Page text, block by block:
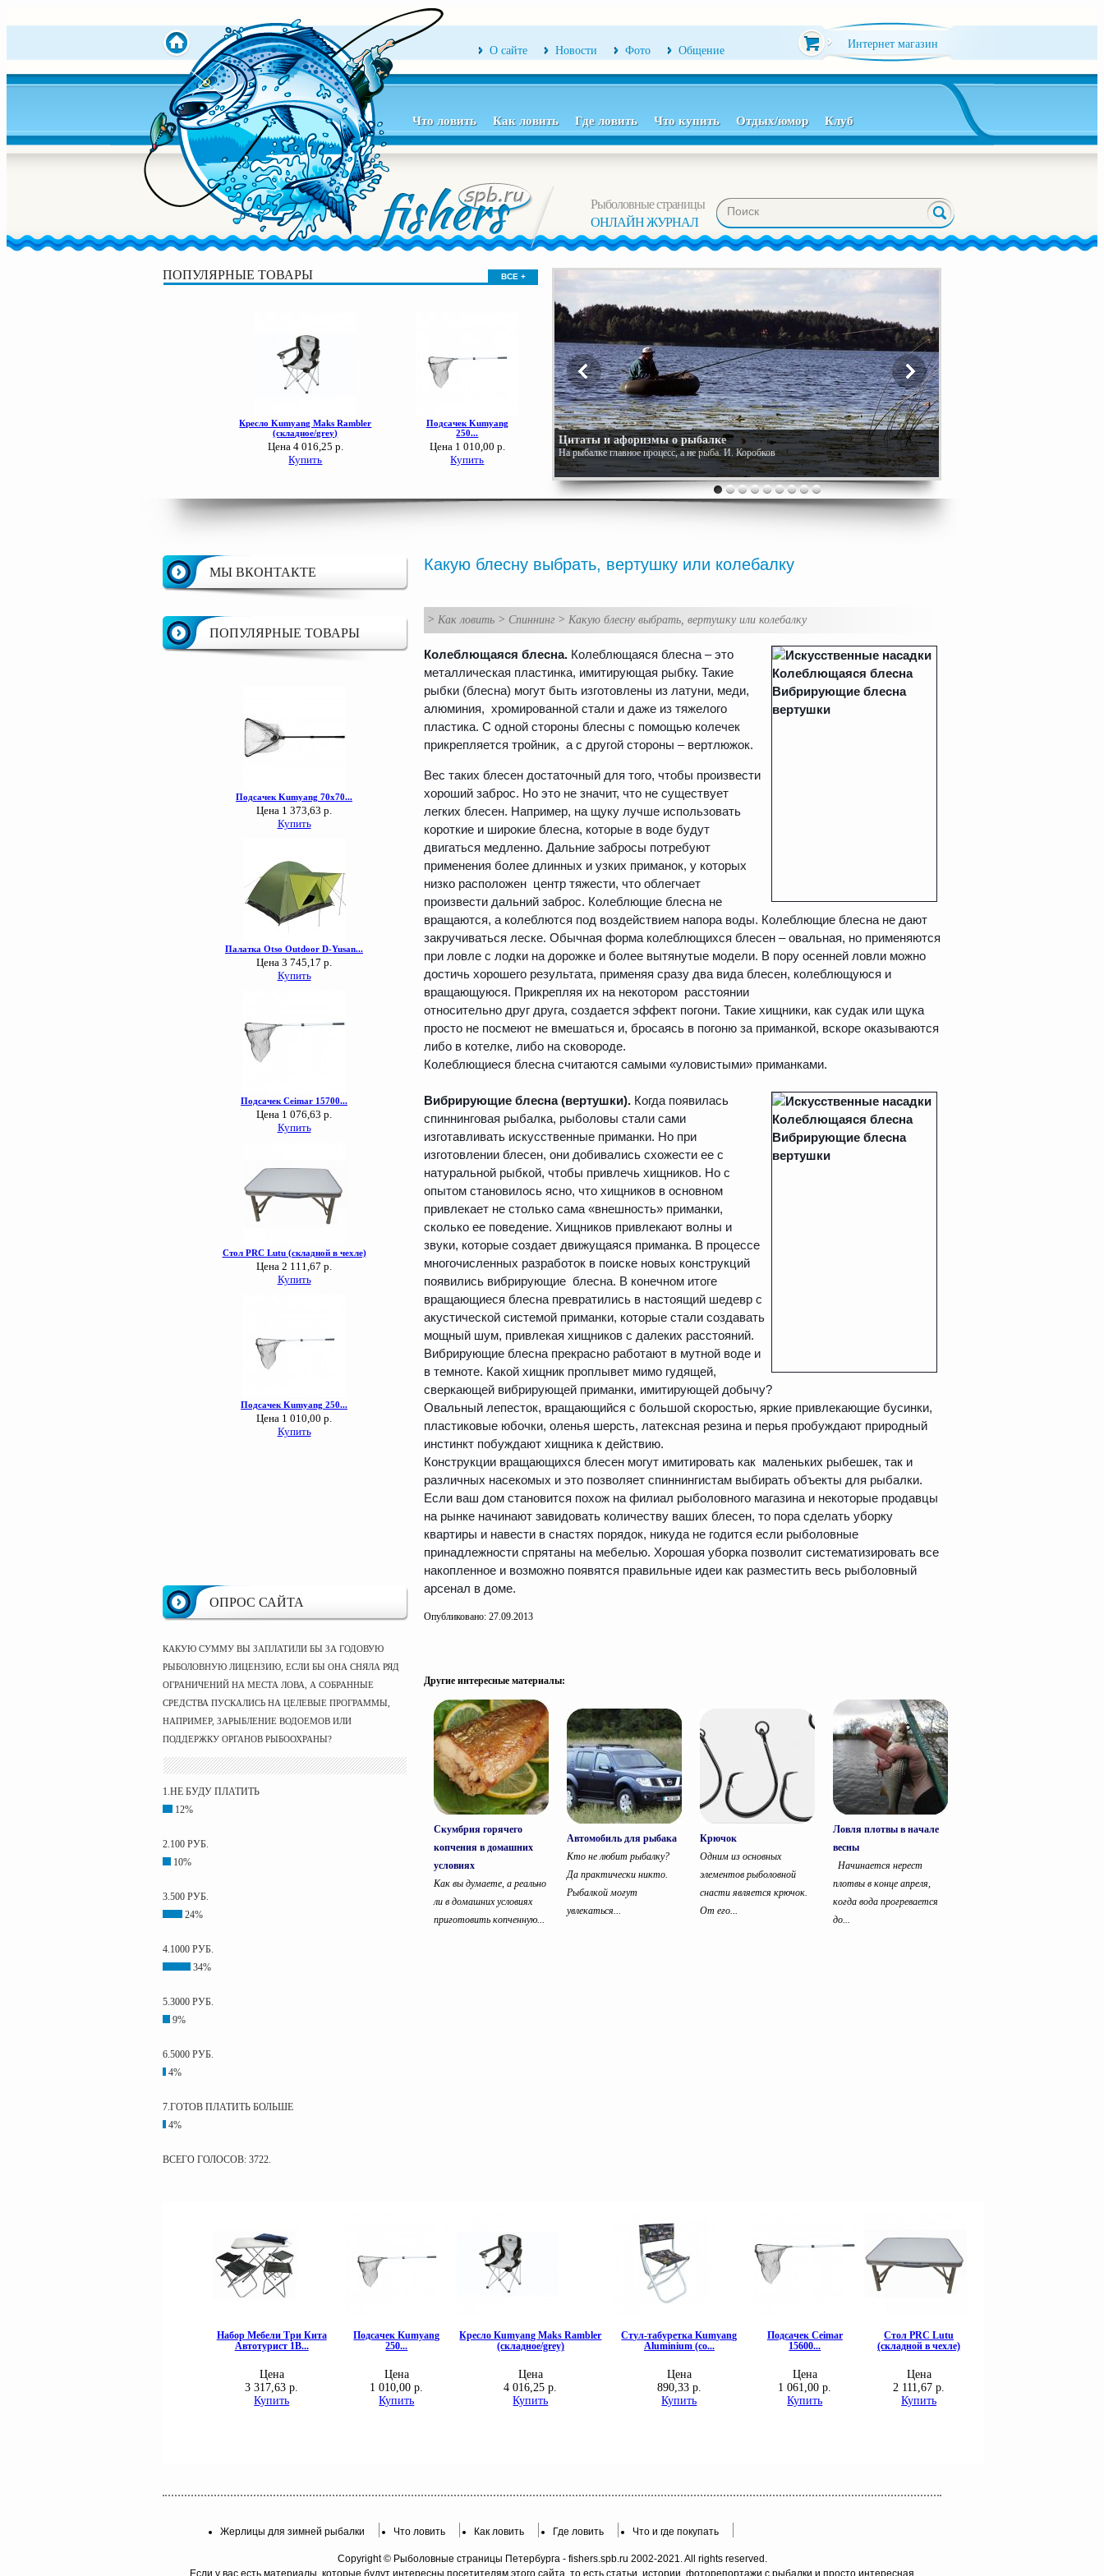
О сайте Новости Фото Общение
Интернет магазин
Что ловить Как ловить Где ловить Что купить Отдых/юмор Клуб
Рыболовные страницы
ОНЛАЙН ЖУРНАЛ
ПОПУЛЯРНЫЕ ТОВАРЫ ВСЕ +
Цитаты и афоризмы о рыбалке
На рыбалке главное процесс, а не рыба. И. Коробков
МЫ ВКОНТАКТЕ
ПОПУЛЯРНЫЕ ТОВАРЫ
ОПРОС САЙТА
КАКУЮ СУММУ ВЫ ЗАПЛАТИЛИ БЫ ЗА ГОДОВУЮ
РЫБОЛОВНУЮ ЛИЦЕНЗИЮ, ЕСЛИ БЫ ОНА СНЯЛА РЯД
ОГРАНИЧЕНИЙ НА МЕСТА ЛОВА, А СОБРАННЫЕ
СРЕДСТВА ПУСКАЛИСЬ НА ЦЕЛЕВЫЕ ПРОГРАММЫ,
НАПРИМЕР, ЗАРЫБЛЕНИЕ ВОДОЕМОВ ИЛИ
ПОДДЕРЖКУ ОРГАНОВ РЫБООХРАНЫ?
1.НЕ БУДУ ПЛАТИТЬ
12%
2.100 РУБ.
10%
3.500 РУБ.
24%
4.1000 РУБ.
34%
5.3000 РУБ.
9%
6.5000 РУБ.
4%
7.ГОТОВ ПЛАТИТЬ БОЛЬШЕ
4%
ВСЕГО ГОЛОСОВ: 3722.
Какую блесну выбрать, вертушку или колебалку
> Как ловить > Спиннинг > Какую блесну выбрать, вертушку или колебалку
Колеблющаяся блесна. Колеблющаяся блесна – это
металлическая пластинка, имитирующая рыбку. Такие
рыбки (блесна) могут быть изготовлены из латуни, меди,
алюминия, хромированной стали и даже из тяжелого
пластика. С одной стороны блесны с помощью колечек
прикрепляется тройник, а с другой стороны – вертлюжок.
Вес таких блесен достаточный для того, чтобы произвести
хороший заброс. Но это не значит, что не существует
легких блесен. Например, на щуку лучше использовать
короткие и широкие блесна, которые в воде будут
двигаться медленно. Дальние забросы потребуют
применения более длинных и узких приманок, у которых
низко расположен центр тяжести, что облегчает
произвести дальний заброс. Колеблющие блесна не
вращаются, а колеблются под воздействием напора воды. Колеблющие блесна не дают
закручиваться леске. Обычная форма колеблющихся блесен – овальная, но применяются
при ловле с лодки на дорожке и более вытянутые модели. В пору осенней ловли можно
достичь хорошего результата, применяя сразу два вида блесен, колеблющуюся и
вращающуюся. Прикрепляя их на некотором расстоянии
относительно друг друга, создается эффект погони. Такие хищники, как судак или щука
просто не посмеют не вмешаться и, бросаясь в погоню за приманкой, вскоре оказываются
либо в котелке, либо на сковороде.
Колеблющиеся блесна считаются самыми «уловистыми» приманками.
Вибрирующие блесна (вертушки). Когда появилась
спиннинговая рыбалка, рыболовы стали сами
изготавливать искусственные приманки. Но при
изготовлении блесен, они добивались схожести ее с
натуральной рыбкой, чтобы привлечь хищников. Но с
опытом становилось ясно, что хищников в основном
привлекает не столько сама «внешность» приманки,
сколько ее поведение. Хищников привлекают волны и
звуки, которые создает движущаяся приманка. В процессе
многочисленных разработок в поиске новых конструкций
появились вибрирующие блесна. В конечном итоге
вращающиеся блесна превратились в настоящий шедевр с
акустической системой приманки, которые стали создавать
мощный шум, привлекая хищников с далеких расстояний.
Вибрирующие блесна прекрасно работают в мутной воде и
в темноте. Какой хищник проплывет мимо гудящей,
сверкающей вибрирующей приманки, имитирующей добычу?
Овальный лепесток, вращающийся с большой скоростью, яркие привлекающие бусинки,
пластиковые юбочки, оленья шерсть, латексная резина и перья пробуждают природный
инстинкт побуждают хищника к действию.
Конструкции вращающихся блесен могут имитировать как маленьких рыбешек, так и
различных насекомых и это позволяет спиннингистам выбирать объекты для рыбалки.
Если ваш дом становится похож на филиал рыболовного магазина и некоторые продавцы
на рынке начинают завидовать количеству ваших блесен, то пора сделать уборку
квартиры и навести в снастях порядок, никуда не годится если рыболовные
принадлежности спрятаны на мебелью. Хорошая уборка позволит систематизировать все
накопленное и возможно появятся правильные идеи как разместить весь рыболовный
арсенал в доме.
Опубликовано: 27.09.2013
Другие интересные материалы:
Скумбрия горячего
копчения в домашних
условиях
Как вы думаете, а реально
ли в домашних условиях
приготовить копченную...
Автомобиль для рыбака
Кто не любит рыбалку?
Да практически никто.
Рыбалкой могут
увлекаться...
Крючок
Одним из основных
элементов рыболовной
снасти является крючок.
От его...
Ловля плотвы в начале
весны
Начинается нерест
плотвы в конце апреля,
когда вода прогревается
до...
Жерлицы для зимней рыбалки Что ловить Как ловить Где ловить Что и где покупать
Copyright © Рыболовные страницы Петербурга - fishers.spb.ru 2002-2021. All rights reserved.
Если у вас есть материалы, которые будут интересны посетителям этого сайта, то есть статьи, истории, фоторепортажи с рыбалки и просто интересная